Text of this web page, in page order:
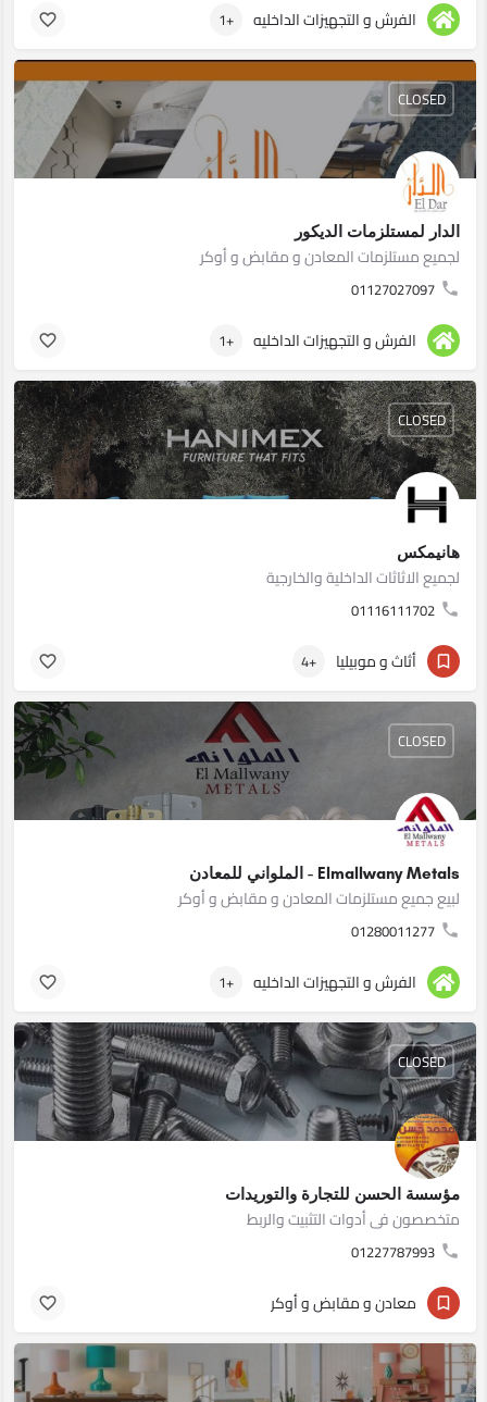
الفرش و التجهيزات الداخليه +1
الدار لمستلزمات الديكور
لجميع مستلزمات المعادن و مقابض و أوكر
01127027097
CLOSED
الفرش و التجهيزات الداخليه +1
هانيمكس
لجميع الاثاثات الداخلية والخارجية
01116111702
CLOSED
أثاث و موبيليا +4
Elmallwany Metals - الملواني للمعادن
لبيع جميع مستلزمات المعادن و مقابض و أوكر
01280011277
CLOSED
الفرش و التجهيزات الداخليه +1
مؤسسة الحسن للتجارة والتوريدات
متخصصون فى أدوات التثبيت والربط
01227787993
CLOSED
معادن و مقابض و أوكر